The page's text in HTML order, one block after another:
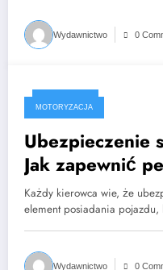
Wydawnictwo 0
2024-09-05
MOTORYZACJA
Ubezpieczenie
Jak zapewnić
swojemu
Każdy kierowca wie, że
element posiadania
Wydawnictwo 0